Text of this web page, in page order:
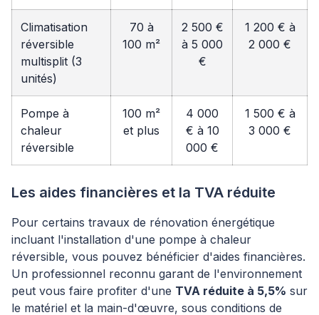
Climatisation
réversible
multisplit (3
unités)
70 à
100 m²
2 500 €
à 5 000
€
1 200 € à
2 000 €
Pompe à
chaleur
réversible
100 m²
et plus
4 000
€ à 10
000 €
1 500 € à
3 000 €
Les aides financières et la TVA réduite
Pour certains travaux de rénovation énergétique
incluant l'installation d'une pompe à chaleur
réversible, vous pouvez bénéficier d'aides financières.
Un professionnel reconnu garant de l'environnement
peut vous faire profiter d'une TVA réduite à 5,5% sur
le matériel et la main-d'œuvre, sous conditions de